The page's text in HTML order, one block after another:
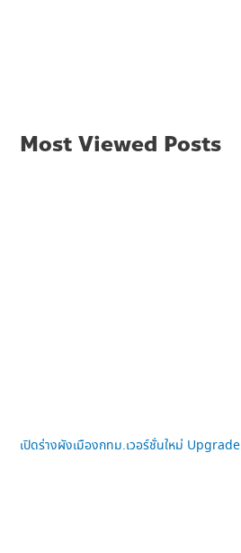
Most Viewed Posts
เปิดร่างผังเมืองกทม.เวอร์ชั่นใหม่